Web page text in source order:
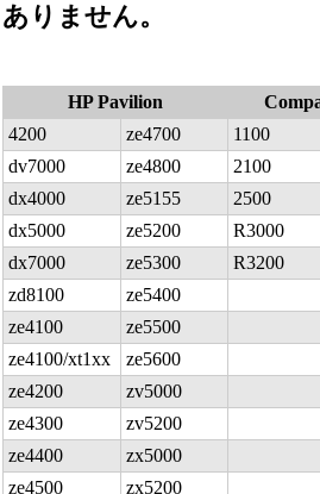
ありません。
HP Pavilion
4200
ze4700
1100
dv7000
ze4800
2100
dx4000
ze5155
2500
dx5000
ze5200
R3000
dx7000
ze5300
R3200
zd8100
ze5400
ze4100
ze5500
ze4100/xt1xx
ze5600
ze4200
zv5000
ze4300
zv5200
ze4400
zx5000
ze4500
zx5200